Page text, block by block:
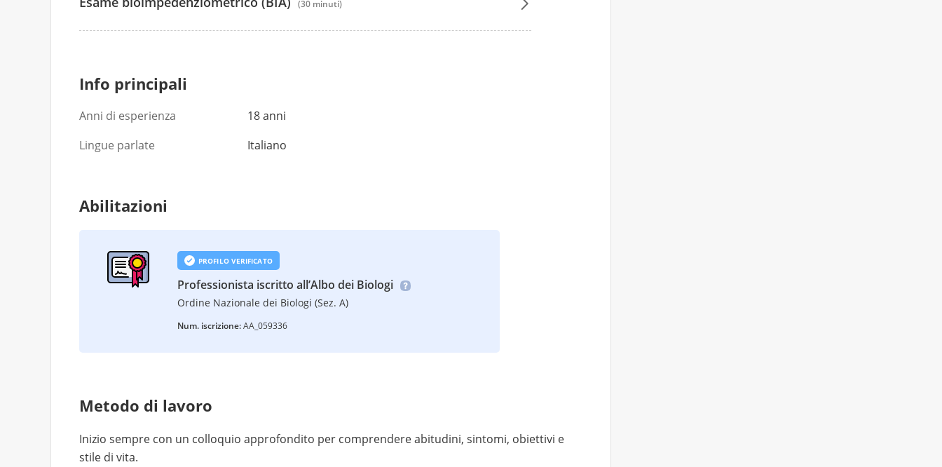
100 €
(30 minuti)
Info principali
Anni di esperienza
18 anni
Lingue parlate
Italiano
Abilitazioni
PROFILO VERIFICATO
Professionista iscritto all’Albo dei Biologi
Ordine Nazionale dei Biologi (Sez. A)
Num. iscrizione:AA_059336
Metodo di lavoro
Inizio sempre con un colloquio approfondito per comprendere abitudini, sintomi, obiettivi e
stile di vita.